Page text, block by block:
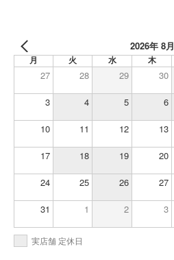
2026年 8月
月 火 水 木
27 28 29 30
3 4 5 6
10 11 12 13
17 18 19 20
24 25 26 27
31 1 2 3
実店舗 定休日